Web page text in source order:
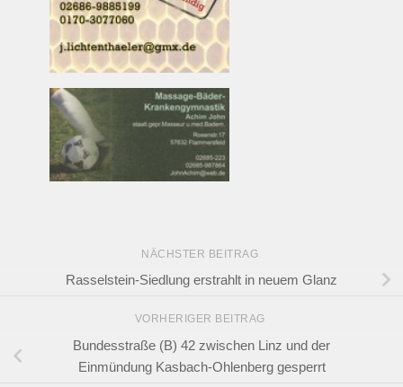
NÄCHSTER BEITRAG
Rasselstein-Siedlung erstrahlt in neuem Glanz
VORHERIGER BEITRAG
Bundesstraße (B) 42 zwischen Linz und der
Einmündung Kasbach-Ohlenberg gesperrt